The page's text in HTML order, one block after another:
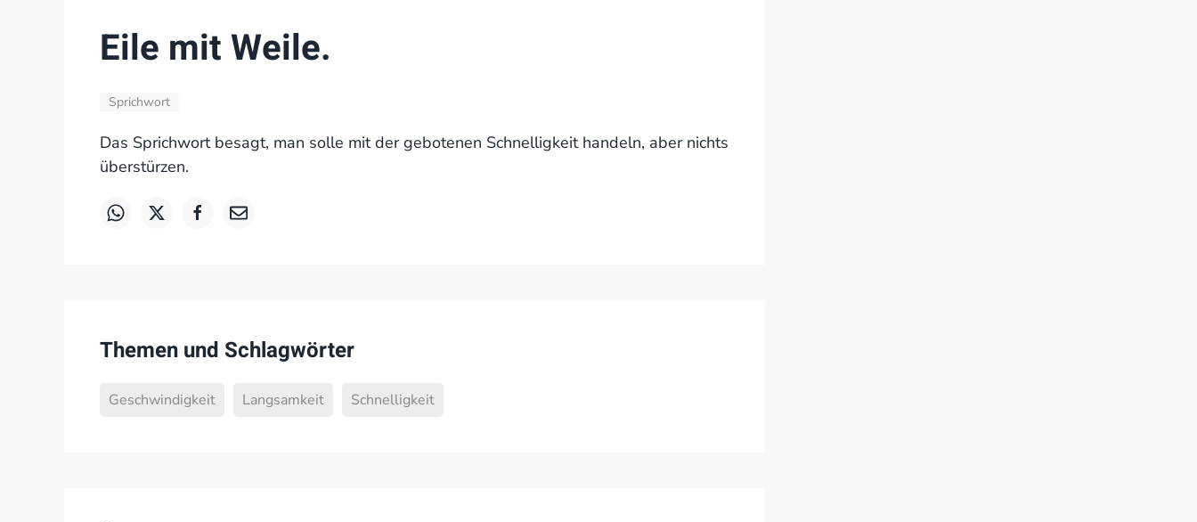
Eile mit Weile.
Sprichwort
Das Sprichwort besagt, man solle mit der gebotenen Schnelligkeit handeln, aber nichts
überstürzen.
Themen und Schlagwörter
Geschwindigkeit Langsamkeit Schnelligkeit